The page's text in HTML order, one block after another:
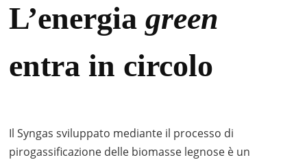
L’energiagreen
entra in circolo
Il Syngas sviluppato mediante il processo di
pirogassificazione delle biomasse legnose è un